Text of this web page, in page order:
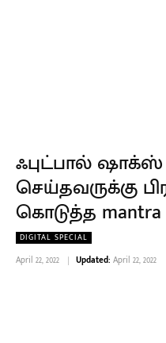
ஃபுட்பால்
செய்தவருக்கு
கொடுத்த mantra
DIGITAL SPECIAL
April 22, 2022 Updated: April 22, 2022